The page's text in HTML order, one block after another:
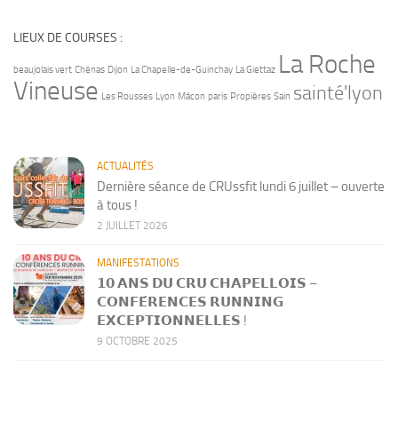
LIEUX DE COURSES :
beaujolais vert Chénas Dijon La Chapelle-de-Guinchay La Giettaz La Roche
Vineuse Les Rousses Lyon Mâcon paris Propières Sain sainté'lyon
ACTUALITÉS
Dernière séance de CRUssfit lundi 6 juillet – ouverte
à tous !
2 JUILLET 2026
MANIFESTATIONS
𝟭𝟬 𝗔𝗡𝗦 𝗗𝗨 𝗖𝗥𝗨 𝗖𝗛𝗔𝗣𝗘𝗟𝗟𝗢𝗜𝗦 –
𝗖𝗢𝗡𝗙𝗘́𝗥𝗘𝗡𝗖𝗘𝗦 𝗥𝗨𝗡𝗡𝗜𝗡𝗚
𝗘𝗫𝗖𝗘𝗣𝗧𝗜𝗢𝗡𝗡𝗘𝗟𝗟𝗘𝗦 !
9 OCTOBRE 2025